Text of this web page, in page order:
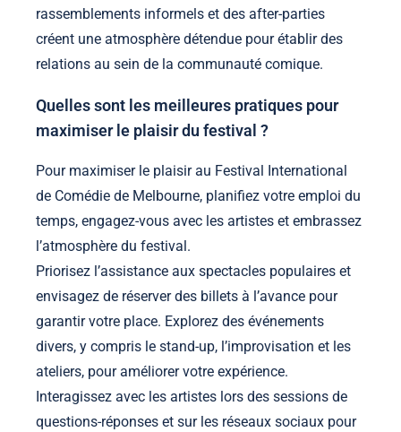
rassemblements informels et des after-parties
créent une atmosphère détendue pour établir des
relations au sein de la communauté comique.
Quelles sont les meilleures pratiques pour
maximiser le plaisir du festival ?
Pour maximiser le plaisir au Festival International
de Comédie de Melbourne, planifiez votre emploi du
temps, engagez-vous avec les artistes et embrassez
l’atmosphère du festival.
Priorisez l’assistance aux spectacles populaires et
envisagez de réserver des billets à l’avance pour
garantir votre place. Explorez des événements
divers, y compris le stand-up, l’improvisation et les
ateliers, pour améliorer votre expérience.
Interagissez avec les artistes lors des sessions de
questions-réponses et sur les réseaux sociaux pour